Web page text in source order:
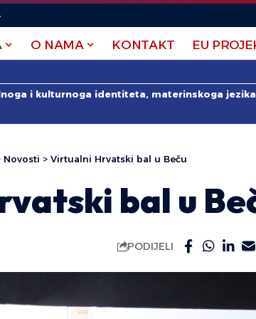
.
O NAMA KONTAKT EU
i kulturnoga identiteta, materinskoga
Novosti > Virtualni Hrvatski bal u Beču
bal u
PODIJELI